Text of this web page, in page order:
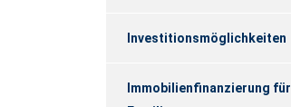
Investitionsmöglichkeiten
Immobilienfinanzierung für